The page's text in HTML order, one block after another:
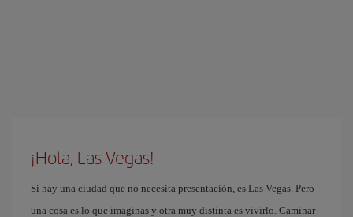
¡Hola, Las Vegas!
Si hay una ciudad que no necesita presentación, es Las Vegas. Pero
una cosa es lo que imaginas y otra muy distinta es vivirlo. Caminar